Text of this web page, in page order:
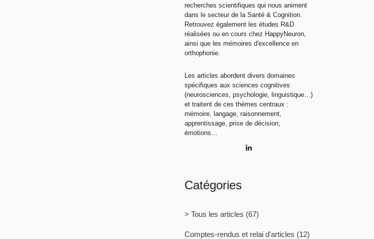
recherches scientifiques qui nous animent
dans le secteur de la Santé & Cognition.
Retrouvez également les études R&D
réalisées ou en cours chez HappyNeuron,
ainsi que les mémoires d'excellence en
orthophonie.
Les articles abordent divers domaines
spécifiques aux sciences cognitives
(neurosciences, psychologie, linguistique…)
et traitent de ces thèmes centraux :
mémoire, langage, raisonnement,
apprentissage, prise de décision,
émotions…
Catégories
> Tous les articles (67)
Comptes-rendus et relai d'articles (12)